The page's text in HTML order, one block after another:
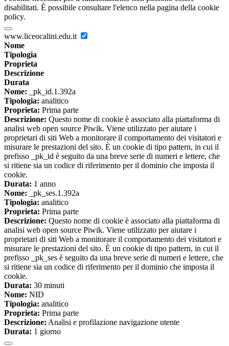
disabilitati. È possibile consultare l'elenco nella pagina della cookie
policy.
www.liceocalini.edu.it
Nome
Tipologia
Proprieta
Descrizione
Durata
Nome: _pk_id.1.392a
Tipologia: analitico
Proprieta: Prima parte
Descrizione: Questo nome di cookie è associato alla piattaforma di
analisi web open source Piwik. Viene utilizzato per aiutare i
proprietari di siti Web a monitorare il comportamento dei visitatori e
misurare le prestazioni del sito. È un cookie di tipo pattern, in cui il
prefisso _pk_id è seguito da una breve serie di numeri e lettere, che
si ritiene sia un codice di riferimento per il dominio che imposta il
cookie.
Durata: 1 anno
Nome: _pk_ses.1.392a
Tipologia: analitico
Proprieta: Prima parte
Descrizione: Questo nome di cookie è associato alla piattaforma di
analisi web open source Piwik. Viene utilizzato per aiutare i
proprietari di siti Web a monitorare il comportamento dei visitatori e
misurare le prestazioni del sito. È un cookie di tipo pattern, in cui il
prefisso _pk_ses è seguito da una breve serie di numeri e lettere, che
si ritiene sia un codice di riferimento per il dominio che imposta il
cookie.
Durata: 30 minuti
Nome: NID
Tipologia: analitico
Proprieta: Prima parte
Descrizione: Analisi e profilazione navigazione utente
Durata: 1 giorno